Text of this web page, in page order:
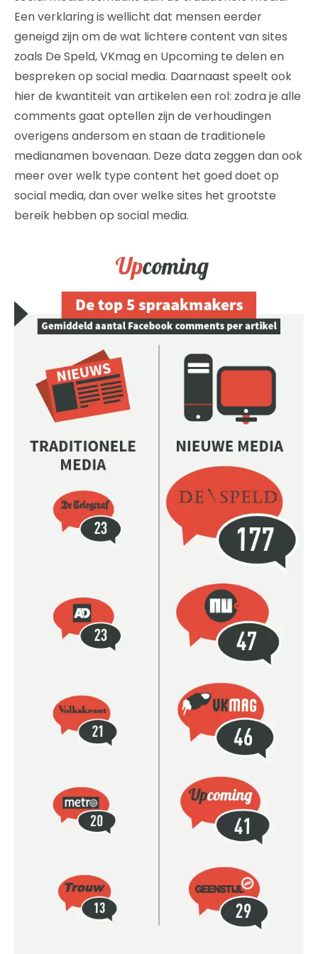
Een verklaring is wellicht dat mensen eerder
geneigd zijn om de wat lichtere content van sites
zoals De Speld, VKmag en Upcoming te delen en
bespreken op social media. Daarnaast speelt ook
hier de kwantiteit van artikelen een rol: zodra je alle
comments gaat optellen zijn de verhoudingen
overigens andersom en staan de traditionele
medianamen bovenaan. Deze data zeggen dan ook
meer over welk type content het goed doet op
social media, dan over welke sites het grootste
bereik hebben op social media.